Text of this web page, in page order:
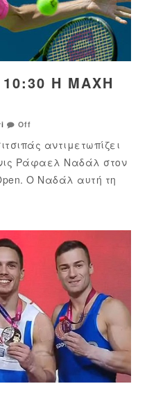
10:30 Η ΜΆΧΗ
Off
αντιμετωπίζει
Ράφαελ Ναδάλ στον
Ο Ναδάλ αυτή τη